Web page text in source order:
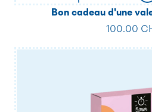
Bon cadeau d'une
100.00